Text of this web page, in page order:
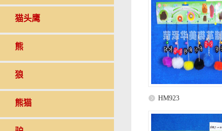
猫头鹰
熊
狼
熊猫
HM923